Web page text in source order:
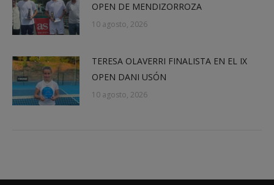
OPEN DE MENDIZORROZA
10 agosto, 2026
TERESA OLAVERRI FINALISTA EN EL IX
OPEN DANI USÓN
10 agosto, 2026